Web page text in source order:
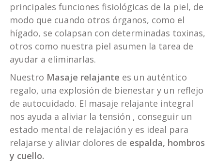
principales funciones fisiológicas de la piel, de
modo que cuando otros órganos, como el
hígado, se colapsan con determinadas toxinas,
otros como nuestra piel asumen la tarea de
ayudar a eliminarlas.
Nuestro Masaje relajante es un auténtico
regalo, una explosión de bienestar y un reflejo
de autocuidado. El masaje relajante integral
nos ayuda a aliviar la tensión , conseguir un
estado mental de relajación y es ideal para
relajarse y aliviar dolores de espalda, hombros
y cuello.